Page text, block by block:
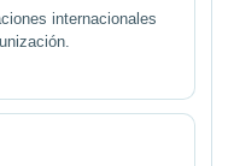
internacionales